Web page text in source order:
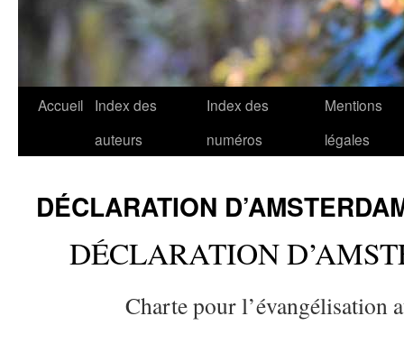
Accueil
Index des
auteurs
Index des
numéros
Mentions
légales
DÉCLARATION
DÉCLARATION
Charte pour l’évangélisation